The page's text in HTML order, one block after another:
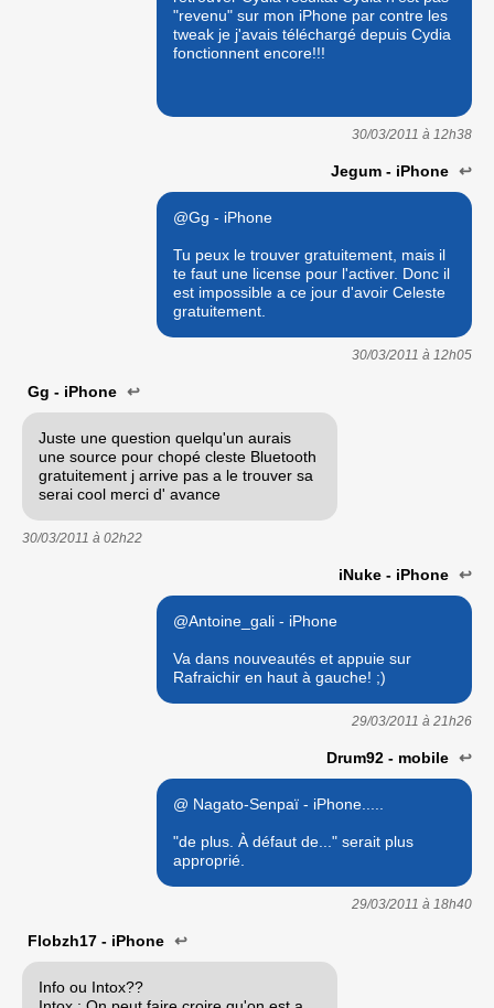
"revenu" sur mon iPhone par contre les
tweak je j'avais téléchargé depuis Cydia
fonctionnent encore!!!
30/03/2011 à 12h38
Jegum - iPhone ↩
@Gg - iPhone
Tu peux le trouver gratuitement, mais il
te faut une license pour l'activer. Donc il
est impossible a ce jour d'avoir Celeste
gratuitement.
30/03/2011 à 12h05
Gg - iPhone ↩
Juste une question quelqu'un aurais
une source pour chopé cleste Bluetooth
gratuitement j arrive pas a le trouver sa
serai cool merci d' avance
30/03/2011 à 02h22
iNuke - iPhone ↩
@Antoine_gali - iPhone
Va dans nouveautés et appuie sur
Rafraichir en haut à gauche! ;)
29/03/2011 à 21h26
Drum92 - mobile ↩
@ Nagato-Senpaï - iPhone.....
"de plus. À défaut de..." serait plus
approprié.
29/03/2011 à 18h40
Flobzh17 - iPhone ↩
Info ou Intox??